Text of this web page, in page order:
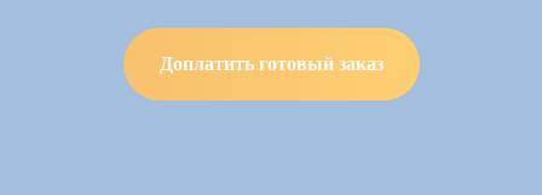
Доплатить готовый заказ